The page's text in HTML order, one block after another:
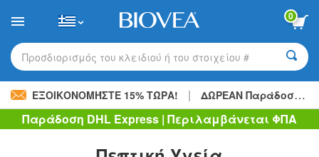
note:
website
includes
accessibility
system.
0
Προσδιορισμός του κλειδιού ή του στοιχείου #
ΕΞΟΙΚΟΝΟΜΉΣΤΕ 15% ΤΏΡΑ! | ΔΩΡΕΑΝ Παράδοση
Παράδοση DHL Express | Περιλαμβάνεται ΦΠΑ